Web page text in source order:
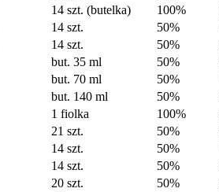
14 szt. (butelka) 100%
14 szt. 50%
14 szt. 50%
but. 35 ml 50%
but. 70 ml 50%
but. 140 ml 50%
1 fiolka 100%
21 szt. 50%
14 szt. 50%
14 szt. 50%
20 szt. 50%